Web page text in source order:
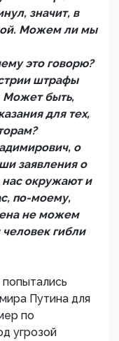
значит, в
Можем ли мы
это говорю?
штрафы
Может быть,
для тех,
о
заявления о
нас окружают и
по-моему,
не можем
человек гибли
Путина для
по
угрозой